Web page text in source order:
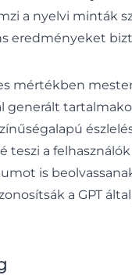
a nyelvi minták
eredményeket
mértékben
generált
teszi a
is
a GPT